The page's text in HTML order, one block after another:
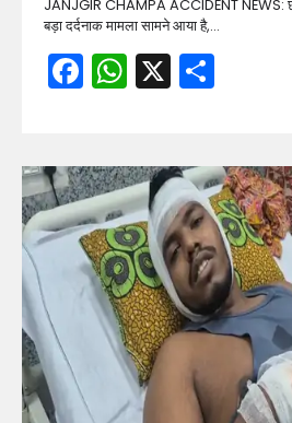
JANJGIR CHAMPA ACCIDENT NEWS:
बड़ा दर्दनाक मामला सामने आया है,…
Facebook
WhatsApp
X